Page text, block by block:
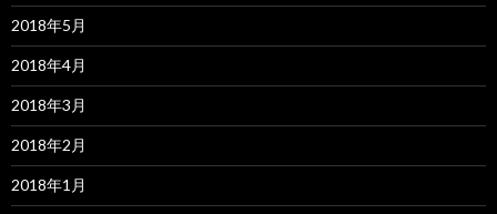
2018年5月
2018年4月
2018年3月
2018年2月
2018年1月